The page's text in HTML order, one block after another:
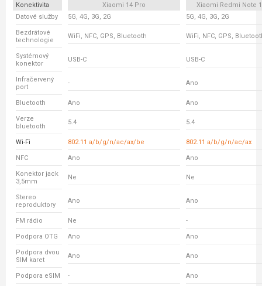
Konektivita Xiaomi 14 Pro
Xiaomi Redmi Note
Datové služby
5G, 4G, 3G, 2G 5G, 4G, 3G, 2G
Bezdrátové
technologie
WiFi, NFC, GPS, Bluetooth WiFi, NFC, GPS,
Systémový
konektor
USB-C USB-C
Infračervený
port
- Ano
Bluetooth Ano Ano
Verze
bluetooth
5.4 5.4
Wi-Fi 802.11 a/b/g/n/ac/ax/be 802.11 a/b/g/n/ac/ax
NFC Ano Ano
Konektor jack
3,5mm
Ne Ne
Stereo
reproduktory
Ano Ano
FM rádio Ne -
Podpora OTG Ano Ano
Podpora dvou
SIM karet
Ano Ano
Podpora eSIM - Ano